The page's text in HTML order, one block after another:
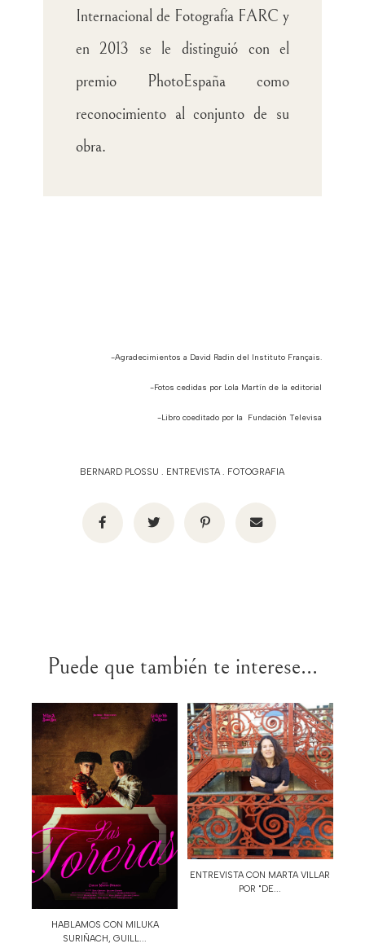
Internacional de Fotografía FARC y
en 2013 se le distinguió con el
premio PhotoEspaña como
reconocimiento al conjunto de su
obra.
-Agradecimientos a David Radin del Instituto Français.
-Fotos cedidas por Lola Martín de la editorial
-Libro coeditado por la Fundación Televisa
BERNARD PLOSSU . ENTREVISTA. FOTOGRAFIA
Puede que también te interese...
HABLAMOS CON MILUKA
SURIÑACH, GUILL...
ENTREVISTA CON MARTA VILLAR
POR "DE...